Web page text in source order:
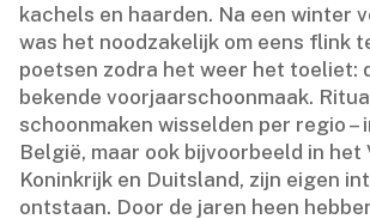
kachels en haarden.​ Na een winter
was het noodzakelijk om eens flink
poetsen zodra het weer het toeliet:
bekende voorjaarschoonmaak.​
schoonmaken wisselden per regio –
België, maar ook bijvoorbeeld in het
Koninkrijk en Duitsland, zijn eigen
ontstaan.​ Door de jaren heen